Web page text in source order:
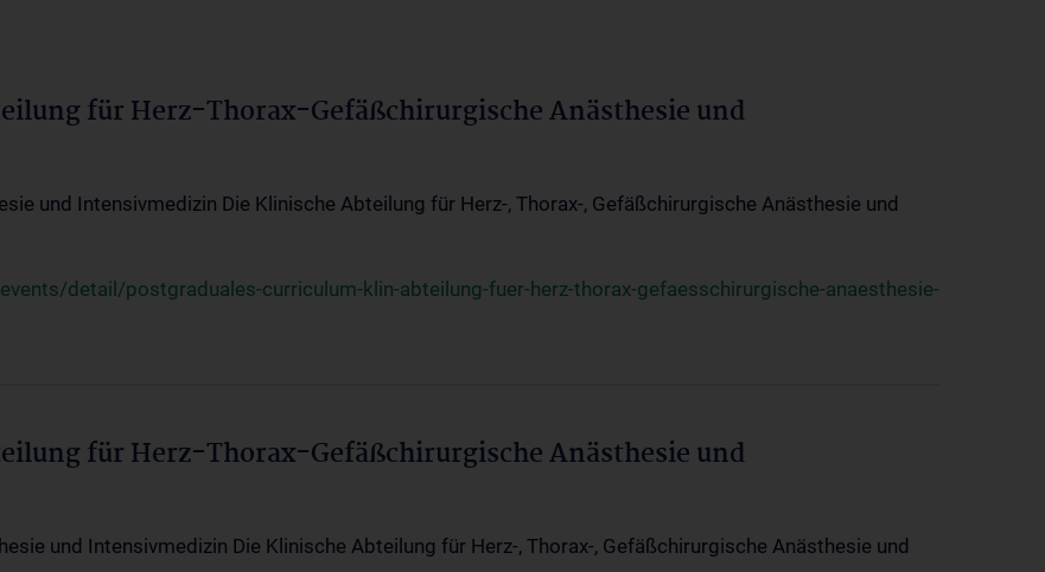
für Herz-Thorax-Gefäßchirurgische Anästhesie und
und Intensivmedizin Die Klinische Abteilung für Herz-, Thorax-, Gefäßchirurgische Anästhesie und
detail/postgraduales-curriculum-klin-abteilung-fuer-herz-thorax-gefaesschirurgische-anaesthesie-
für Herz-Thorax-Gefäßchirurgische Anästhesie und
und Intensivmedizin Die Klinische Abteilung für Herz-, Thorax-, Gefäßchirurgische Anästhesie und